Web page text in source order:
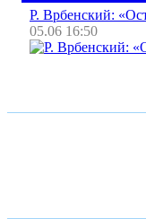
Р. Врбенский:
05.06 16:50